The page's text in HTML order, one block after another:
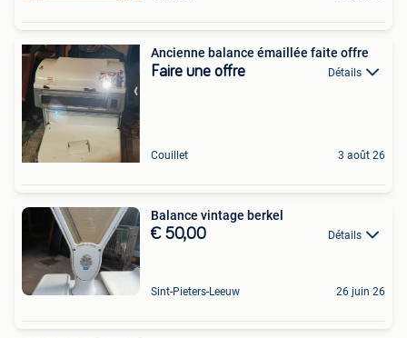
Ancienne balance émaillée faite offre
Faire une offre Détails
Couillet 3 août 26
Balance vintage berkel
€ 50,00 Détails
Sint-Pieters-Leeuw 26 juin 26